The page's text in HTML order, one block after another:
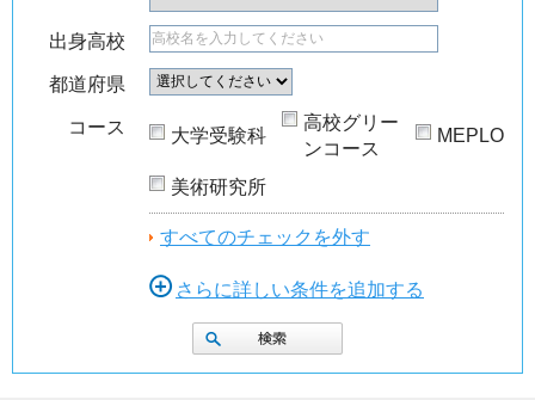
出身高校
都道府県
コース 大学受験科
高校グリー
ンコース
MEPLO
美術研究所
すべてのチェックを外す
さらに詳しい条件を追加する